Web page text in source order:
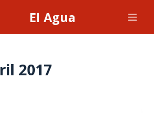
El Agua
2017